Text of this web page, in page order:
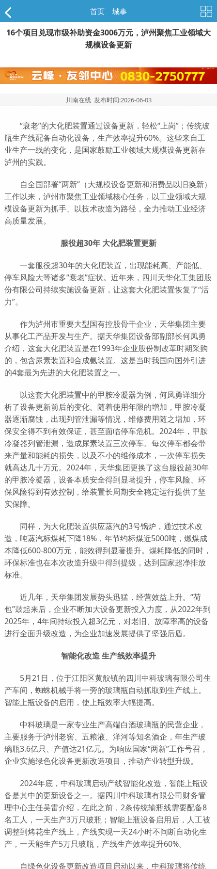
首页 城事
16个项目兑现市级补助资金3006万元，泸州聚焦工业领域大
规模设备更新
川南在线 发布时间:2026-06-03
“衰老”的大化肥装置通过设备更新，轻松“上岗”；传统玻
瓶生产线配备自动化设备，生产效率提升60%。这些来自工
业生产一线的变化，是国家鼓励工业领域大规模设备更新在
泸州的实践。
自全国部署“两新”（大规模设备更新和消费品以旧换新）
工作以来，泸州市聚焦工业领域核心任务，以工业领域大规
模设备更新为抓手、以技术改造为路径，全力推动工业经济
高质量发展。
服役超30年 大化肥装置更新
一套服役超30年的大化肥装置，出现能耗高、产能低、
停车风险大等诸多“衰老”症状。近年来，四川天华化工集团股
份有限公司持续实施设备更新，让这套大化肥装置恢复了“活
力”。
作为泸州市重要大型国有控股骨干企业，天华集团主要
从事化工产品开发与生产。据天华集团设备部副部长何凤勇
介绍，这套大化肥装置是在1993年企业股份制改革时期采购
的，包含尿素装置和合成氨装置。这是当时我国向国外引进
的4套最为先进的大化肥装置之一。
以这套大化肥装置中的甲胺冷凝器为例，何凤勇详细分
析了设备更新前后的变化。随着使用年限的增加，甲胺冷凝
器逐渐腐蚀，出现列管泄漏等情况，维修费用随之增加，环
保安全得不到有效保证，甚至面临停车危机。2024年，甲胺
冷凝器列管泄漏，造成尿素装置三次停车。每次停车都会带
来产量和能耗的损失，以及不小的维修成本，一次停车损失
就高达几十万元。2024年，天华集团更换了这台服役超30年
的甲胺冷凝器，设备本质安全得到显著提升，停车风险、环
保风险得到有效控制，给装置长周期安全稳定运行提供了坚
实保障。
同样，为大化肥装置供应蒸汽的3号锅炉，通过技术改
造，吨蒸汽标煤耗下降18%，年节约标煤近5000吨，燃煤成
本降低600-800万元，能效得到显著提升。煤耗降低的同时，
环保标准也在本次改造升级中得到提级，达到国家超净排放
标准。
近几年，天华集团发展势头迅猛，经营效益上升。“荷
包”鼓起来后，企业不断加大设备更新投入力度，从2022年到
2025年，4年间持续投入超3亿元，对老旧、故障率高的设备
进行全面升级改造，为企业加速发展提供了坚强后盾。
智能化改造 生产线效率提升
5月21日，位于江阳区黄舣镇的四川中科玻璃有限公司生
产车间，蜘蛛机械手将一旁的玻璃瓶自动抓取到生产线上。
智能上瓶设备的启用，使上瓶效率大幅提高。
中科玻璃是一家专业生产高端白酒玻璃瓶的民营企业，
主要服务于泸州老窖、五粮液、洋河等知名酒企，年生产玻
璃瓶3.6亿只、产值达21亿元。为响应国家“两新”工作号召，
企业实施绿色化设备更新改造项目，推动产业转型升级。
2024年底，中科玻璃启动产线智能化改造，智能上瓶设
备是其中的更新设备之一。据四川中科玻璃有限公司财务管
理中心主任吴雷介绍，在此之前，2条传统输瓶线需要配备8
名工人，一天生产3万只玻瓶；智能上瓶设备启用后，人工被
调整到烤花生产线上，产线实现一天24小时不间断自动化生
产，一天能生产5万只玻瓶，产线生产效率提升60%。
自绿色化设备更新改造项目启动以来，中科玻璃将传统